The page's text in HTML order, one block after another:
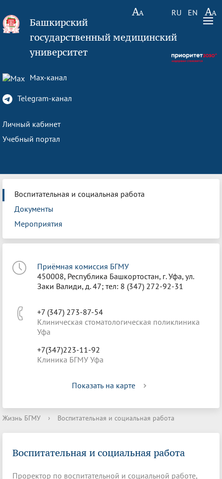
RU EN
Башкирский
государственный медицинский
университет
Max-канал
Telegram-канал
Личный кабинет
Учебный портал
Воспитательная и социальная работа
Документы
Мероприятия
Приёмная комиссия БГМУ
450008, Республика Башкортостан, г. Уфа, ул.
Заки Валиди, д. 47; тел: 8 (347) 272-92-31
+7 (347) 273-87-54
Клиническая стоматологическая поликлиника
Уфа
+7(347)223-11-92
Клиника БГМУ Уфа
Показать на карте
Жизнь БГМУ › Воспитательная и социальная работа
Воспитательная и социальная работа
Проректор по воспитательной и социальной работе,